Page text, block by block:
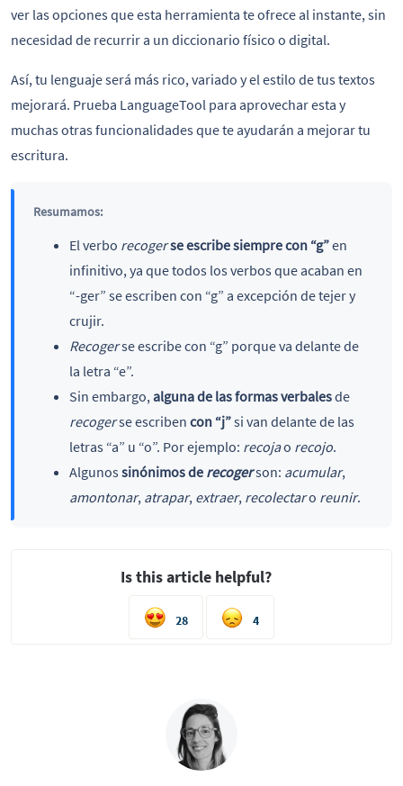
ver las opciones que esta herramienta te ofrece al instante, sin
necesidad de recurrir a un diccionario físico o digital.
Así, tu lenguaje será más rico, variado y el estilo de tus textos
mejorará. Prueba LanguageTool para aprovechar esta y
muchas otras funcionalidades que te ayudarán a mejorar tu
escritura.
Resumamos:
El verbo recogerse escribe siempre con “g”en
infinitivo, ya que todos los verbos que acaban en
“-ger” se escriben con “g” a excepción de tejer y
crujir.
Recogerse escribe con “g” porque va delante de
la letra “e”.
Sin embargo, alguna de las formas verbalesde
recogerse escriben con “j”si van delante de las
letras “a” u “o”. Por ejemplo: recojao recojo.
Algunos sinónimos de recogerson: acumular,
amontonar, atrapar, extraer, recolectaro reunir.
Is this article helpful?
28 4